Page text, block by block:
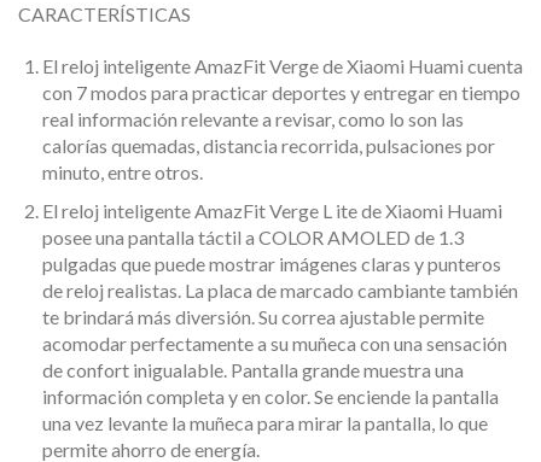
CARACTERÍSTICAS
El reloj inteligente AmazFit Verge de Xiaomi Huami cuenta
con 7 modos para practicar deportes y entregar en tiempo
real información relevante a revisar, como lo son las
calorías quemadas, distancia recorrida, pulsaciones por
minuto, entre otros.
El reloj inteligente AmazFit Verge L ite de Xiaomi Huami
posee una pantalla táctil a COLOR AMOLED de 1.3
pulgadas que puede mostrar imágenes claras y punteros
de reloj realistas. La placa de marcado cambiante también
te brindará más diversión. Su correa ajustable permite
acomodar perfectamente a su muñeca con una sensación
de confort inigualable. Pantalla grande muestra una
información completa y en color. Se enciende la pantalla
una vez levante la muñeca para mirar la pantalla, lo que
permite ahorro de energía.